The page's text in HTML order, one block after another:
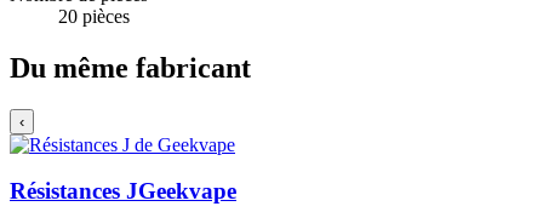
20 pièces
Du même fabricant
‹
Résistances JGeekvape